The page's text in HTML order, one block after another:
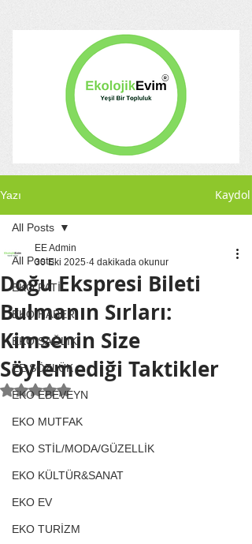
Yazı Kaydol
All Posts
EKO PATİ
EKO HABER
EKO SAĞLIK
EE SÖZLÜK
EKO EBEVEYN
EKO MUTFAK
EKO STİL/MODA/GÜZELLİK
EKO KÜLTÜR&SANAT
EKO EV
EKO TURİZM
All Posts
Doğu Ekspresi Bileti
Bulmanın Sırları:
Kimsenin Size
Söylemediği Taktikler
EE Admin
30 Eki 2025 4 dakikada okunur
5 üzerinden NaN yıldız